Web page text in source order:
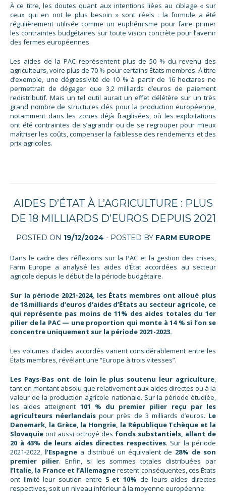
À ce titre, les doutes quant aux intentions liées au ciblage « sur
ceux qui en ont le plus besoin » sont réels : la formule a été
régulièrement utilisée comme un euphémisme pour faire primer
les contraintes budgétaires sur toute vision concrète pour l’avenir
des fermes européennes.
Les aides de la PAC représentent plus de 50 % du revenu des
agriculteurs, voire plus de 70 % pour certains États membres. À titre
d’exemple, une dégressivité de 10 % à partir de 16 hectares ne
permettrait de dégager que 3,2 milliards d’euros de paiement
redistributif. Mais un tel outil aurait un effet délétère sur un très
grand nombre de structures clés pour la production européenne,
notamment dans les zones déjà fragilisées, où les exploitations
ont été contraintes de s’agrandir ou de se regrouper pour mieux
maîtriser les coûts, compenser la faiblesse des rendements et des
prix agricoles.
AIDES D’ÉTAT À L’AGRICULTURE : PLUS
DE 18 MILLIARDS D’EUROS DEPUIS 2021
POSTED ON 19/12/2024 - POSTED BY FARM EUROPE
Dans le cadre des réflexions sur la PAC et la gestion des crises,
Farm Europe a analysé les aides d’État accordées au secteur
agricole depuis le début de la période budgétaire.
Sur la période 2021-2024, les États membres ont alloué plus
de 18 milliards d’euros d’aides d’États au secteur agricole, ce
qui représente pas moins de 11% des aides totales du 1er
pilier de la PAC — une proportion qui monte à 14 % si l’on se
concentre uniquement sur la période 2021-2023.
Les volumes d’aides accordés varient considérablement entre les
États membres, révélant une “Europe à trois vitesses”.
Les Pays-Bas ont de loin le plus soutenu leur agriculture,
tant en montant absolu que relativement aux aides directes ou à la
valeur de la production agricole nationale. Sur la période étudiée,
les aides atteignent 101 % du premier pilier reçu par les
agriculteurs néerlandais pour près de 3 milliards d’euros. Le
Danemark, la Grèce, la Hongrie, la République Tchèque et la
Slovaquie ont aussi octroyé des fonds substantiels, allant de
20 à 43% de leurs aides directes respectives. Sur la période
2021-2022, l’Espagnea distribué un équivalent de 28% de son
premier pilier. Enfin, si les sommes totales distribuées par
l’Italie, la France et l’Allemagnerestent conséquentes, ces États
ont limité leur soutien entre 5 et 10% de leurs aides directes
respectives, soit un niveau inférieur à la moyenne européenne.